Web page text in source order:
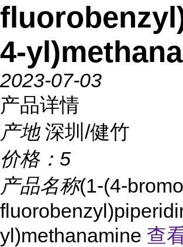
4-
2023-07-03
产品详情
产地 深圳/健竹
价格： 5
产品名称(1-(4-
yl)methanamine 查